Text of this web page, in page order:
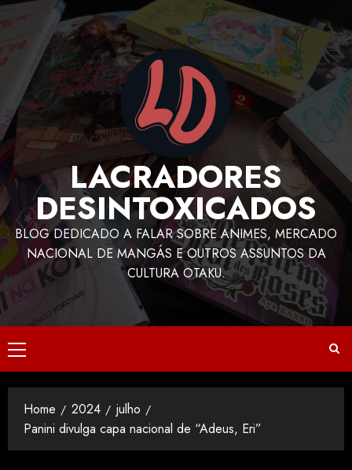
LACRADORES
DESINTOXICADOS
BLOG DEDICADO A FALAR SOBRE ANIMES, MERCADO
NACIONAL DE MANGÁS E OUTROS ASSUNTOS DA
CULTURA OTAKU.
Home 2024
julho
Panini divulga capa nacional de “Adeus, Eri”